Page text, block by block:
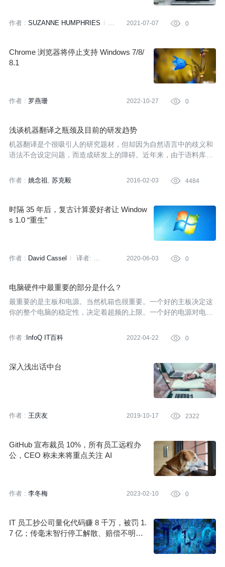
作者 : SUZANNE HUMPHRIES
2021-07-07  0
Chrome 浏览器将停止支持 Windows 7/8/
8.1
作者 : 罗燕珊 2022-10-27  0
浅谈机器翻译之瓶颈及目前的研发趋势
机器翻译是个很吸引人的研究题材，但却因为自然语言中的歧义和
语法不合设定问题，而造成研发上的障碍。近年来，由于语料库资
渐取代了传统的规则库系统，成为研发的主流。
作者 : 姚念祖 苏克毅 2016-02-03  4484
时隔 35 年后，复古计算爱好者让 Window
s 1.0 “重生”
作者 : David Cassel
译者:
2020-06-03  0
电脑硬件中最重要的部分是什么？
最重要的是主板和电源。当然机箱也很重要。一个好的主板决定这
你的整个电脑的稳定性，决定着超频的上限。一个好的电源对电脑
作者 : InfoQ IT百科 2022-04-22  0
深入浅出话中台
作者 : 王庆友 2019-10-17  2322
GitHub 宣布裁员 10%，所有员工远程办
公，CEO 称未来将重点关注 AI
作者 : 李冬梅 2023-02-10  0
IT 员工抄公司量化代码赚 8 千万，被罚 1.
7 亿；传毫末智行停工解散、赔偿不明；